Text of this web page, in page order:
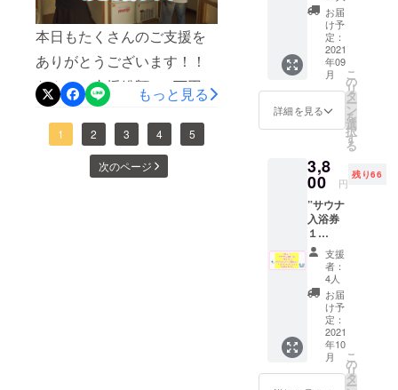
茶深海についての記事とな
ります)こんにちは！喫茶ス
タッフのれいなです！これ
までたくさんのご支援をあ
りがとうございます！皆さ
まのご支援の下、現在喫茶
深海はリニューアルオープ
ンに向けての準備を着々と
す！そして、皆さまにご購
入いただいているリターン
品の制作も着々と進んでお
ります！本日は喫茶深海オ
リジナル手ぬぐいの制作を
お願いしているかまわぬさ
んより、工場での手ぬぐい
本日もたくさんのご支援を
ありがとうございます！！
なんと！支援総額450万円、
総支援者数600人を超えまし
た！本当に本当にありがと
うございます。皆さまのお
もっと見る
1 2 3 4 5
次のページ
過去に
使用し
てい
た”サウ
ナ100円
引き
券”を代
用致し
※ドリン
アル
コール
（使用
時に喫
茶での
酒類の
販売が
可能の
場合）
但し未
成年の
方はソ
フトド
リンク
を追加
致しま
した。
リター
ン品の
内容は
同じで
す。 ”サ
ウナ入
浴券１
てぬぐ
い”と”
ドリン
ク券１
枚”と"
ポスト
カー
ド"を同
封して
お送り
させて
頂きま
す。 ※
ドリン
ク券は
過去に
お届
け予
定：
2021
年09
月
詳細を見る
こ
の
リ
タ
ー
ン
を
選
択
す
る
3,8
00 円
残り66
”サウナ
入浴券
１
枚”と”
てぬぐ
い”と”
ドリン
ク券１
枚”と"
ポスト
カー
ド"を同
封して
支援
者：
4人
お届
け予
定：
2021
年10
月
こ
の
リ
タ
ー